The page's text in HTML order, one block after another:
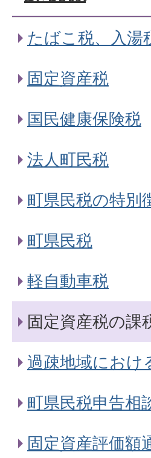
たばこ税、入湯
固定資産税
国民健康保険税
法人町民税
町県民税の特別
町県民税
軽自動車税
固定資産税の課
過疎地域におけ
町県民税申告相
固定資産評価額